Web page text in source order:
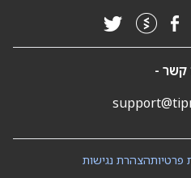
קשר -
הצהרת נגישותפרטיות